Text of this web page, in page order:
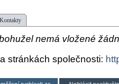
Kontakty
nemá vložené
stránkách společnosti: